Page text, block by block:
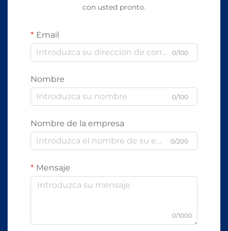
con usted pronto.
Email
0/100
Nombre
0/100
Nombre de la empresa
0/200
Mensaje
0/1000